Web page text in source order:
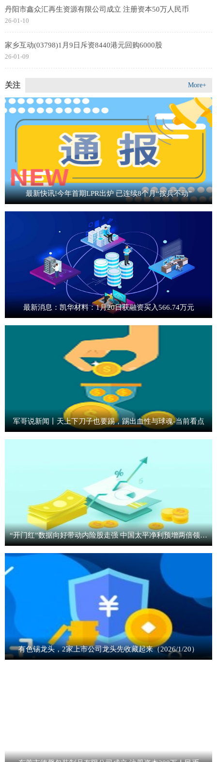
丹阳市鑫众汇再生资源有限公司成立 注册资本50万人民币
26-01-10
家乡互动(03798)1月9日斥资8440港元回购6000股
26-01-09
关注 More+
最新快讯!今年首期LPR出炉 已连续8个月“按兵不动”
最新消息：凯华材料：1月20日获融资买入566.74万元
军哥说新闻丨天上下刀子也要踢，踢出血性与球魂-当前看点
“开门红”数据向好带动内险股走强 中国太平净利预增两倍领涨 今亮点
有色锡龙头，2家上市公司龙头先收藏起来（2026/1/20）